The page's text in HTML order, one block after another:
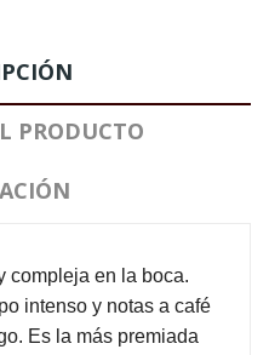
PRODUCTO
compleja en la boca.
intenso y notas a café
Es la más premiada